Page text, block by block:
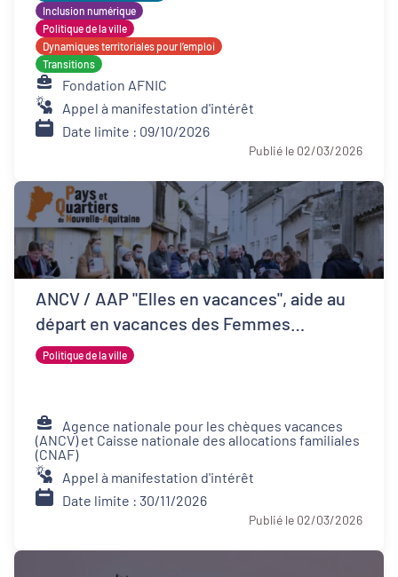
Inclusion numérique
Politique de la ville
Dynamiques territoriales pour l’emploi
Transitions
Fondation AFNIC
Appel à manifestation d'intérêt
Date limite : 09/10/2026
Publié le 02/03/2026
ANCV / AAP "Elles en vacances", aide au
départ en vacances des Femmes
Victimes de Violences et de leurs proches
Politique de la ville
Agence nationale pour les chèques vacances
(ANCV) et Caisse nationale des allocations familiales
(CNAF)
Appel à manifestation d'intérêt
Date limite : 30/11/2026
Publié le 02/03/2026